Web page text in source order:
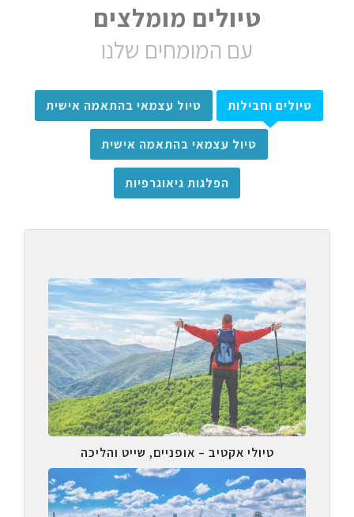
טיולים מומלצים
עם המומחים שלנו
טיולים וחבילות טיול עצמאי בהתאמה אישית
טיול עצמאי בהתאמה אישית
הפלגות גיאוגרפיות
טיולי אקטיב – אופניים, שייט והליכה